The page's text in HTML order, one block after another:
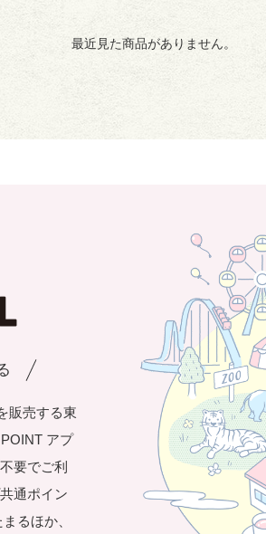
最近見た商品がありません。
販売する東
アプ
要でご利
通ポイン
るほか、